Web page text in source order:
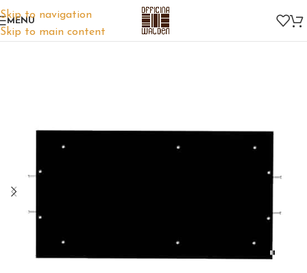
Skip to navigation
Skip to main content
MENU